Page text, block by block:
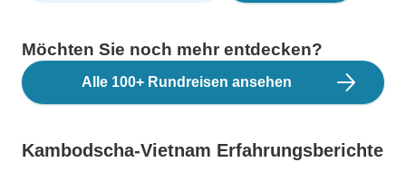
Möchten Sie noch mehr entdecken?
Alle 100+ Rundreisen ansehen
Kambodscha-Vietnam Erfahrungsberichte